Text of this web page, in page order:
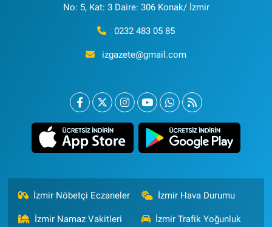
No: 5, Kat: 3 Daire: 306 Konak/ İzmir
0232 483 05 85
izgazete@gmail.com
İzmir Nöbetçi Eczaneler İzmir Hava Durumu
İzmir Namaz Vakitleri İzmir Trafik Yoğunluk